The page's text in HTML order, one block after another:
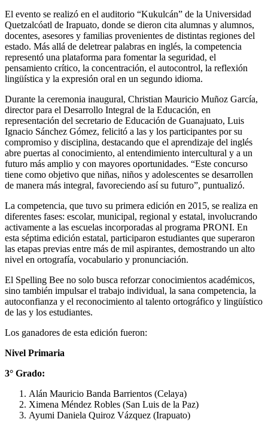
El evento se realizó en el auditorio “Kukulcán” de la Universidad
Quetzalcóatl de Irapuato, donde se dieron cita alumnas y alumnos,
docentes, asesores y familias provenientes de distintas regiones del
estado. Más allá de deletrear palabras en inglés, la competencia
representó una plataforma para fomentar la seguridad, el
pensamiento crítico, la concentración, el autocontrol, la reflexión
lingüística y la expresión oral en un segundo idioma.
Durante la ceremonia inaugural, Christian Mauricio Muñoz García,
director para el Desarrollo Integral de la Educación, en
representación del secretario de Educación de Guanajuato, Luis
Ignacio Sánchez Gómez, felicitó a las y los participantes por su
compromiso y disciplina, destacando que el aprendizaje del inglés
abre puertas al conocimiento, al entendimiento intercultural y a un
futuro más amplio y con mayores oportunidades. “Este concurso
tiene como objetivo que niñas, niños y adolescentes se desarrollen
de manera más integral, favoreciendo así su futuro”, puntualizó.
La competencia, que tuvo su primera edición en 2015, se realiza en
diferentes fases: escolar, municipal, regional y estatal, involucrando
activamente a las escuelas incorporadas al programa PRONI. En
esta séptima edición estatal, participaron estudiantes que superaron
las etapas previas entre más de mil aspirantes, demostrando un alto
nivel en ortografía, vocabulario y pronunciación.
El Spelling Bee no solo busca reforzar conocimientos académicos,
sino también impulsar el trabajo individual, la sana competencia, la
autoconfianza y el reconocimiento al talento ortográfico y lingüístico
de las y los estudiantes.
Los ganadores de esta edición fueron:
Nivel Primaria
3° Grado:
Alán Mauricio Banda Barrientos (Celaya)
Ximena Méndez Robles (San Luis de la Paz)
Ayumi Daniela Quiroz Vázquez (Irapuato)